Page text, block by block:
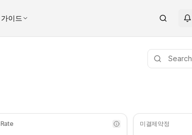
가이드
세는 하락세입니다. 주요 지지 수준: $30.5133,
미결제약정